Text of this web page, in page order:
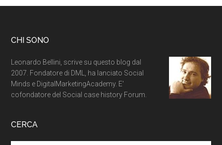
CHI SONO
Leonardo Bellini, scrive su questo blog dal
2007. Fondatore di DML, ha lanciato Social
Minds e DigitalMarketingAcademy. E'
cofondatore del Social case history Forum.
CERCA